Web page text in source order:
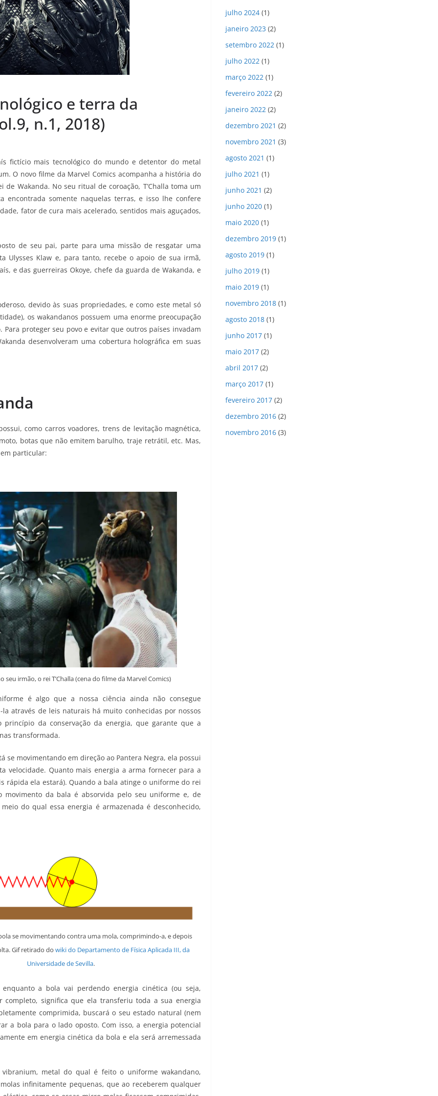
e terra da
n.1, 2018)
fictício mais tecnológico do mundo e detentor do metal
O novo filme da Marvel Comics acompanha a história do
de Wakanda. No seu ritual de coroação, T’Challa toma um
encontrada somente naquelas terras, e isso lhe confere
fator de cura mais acelerado, sentidos mais aguçados,
de seu pai, parte para uma missão de resgatar uma
Ulysses Klaw e, para tanto, recebe o apoio de sua irmã,
e das guerreiras Okoye, chefe da guarda de Wakanda, e
devido às suas propriedades, e como este metal só
os wakandanos possuem uma enorme preocupação
proteger seu povo e evitar que outros países invadam
desenvolveram uma cobertura holográfica em suas
como carros voadores, trens de levitação magnética,
botas que não emitem barulho, traje retrátil, etc. Mas,
particular:
irmão, o rei T’Challa (cena do filme da Marvel Comics)
é algo que a nossa ciência ainda não consegue
através de leis naturais há muito conhecidas por nossos
princípio da conservação da energia, que garante que a
transformada.
se movimentando em direção ao Pantera Negra, ela possui
velocidade. Quanto mais energia a arma fornecer para a
rápida ela estará). Quando a bala atinge o uniforme do rei
movimento da bala é absorvida pelo seu uniforme e, de
do qual essa energia é armazenada é desconhecido,
se movimentando contra uma mola, comprimindo-a, e depois
Gif retirado do wiki do Departamento de Física Aplicada III, da
Universidade de Sevilla.
a bola vai perdendo energia cinética (ou seja,
completo, significa que ela transferiu toda a sua energia
comprimida, buscará o seu estado natural (nem
a bola para o lado oposto. Com isso, a energia potencial
em energia cinética da bola e ela será arremessada
metal do qual é feito o uniforme wakandano,
infinitamente pequenas, que ao receberem qualquer
d
e
julho 2024 (1)
janeiro 2023 (2)
setembro 2022 (1)
julho 2022 (1)
março 2022 (1)
fevereiro 2022 (2)
janeiro 2022 (2)
dezembro 2021 (2)
novembro 2021 (3)
agosto 2021 (1)
julho 2021 (1)
junho 2021 (2)
junho 2020 (1)
maio 2020 (1)
dezembro 2019 (1)
agosto 2019 (1)
julho 2019 (1)
maio 2019 (1)
novembro 2018 (1)
agosto 2018 (1)
junho 2017 (1)
maio 2017 (2)
abril 2017 (2)
março 2017 (1)
fevereiro 2017 (2)
dezembro 2016 (2)
novembro 2016 (3)